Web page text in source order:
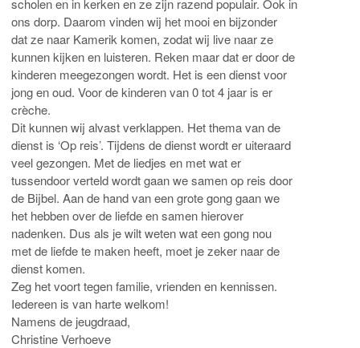
scholen en in kerken en ze zijn razend populair. Ook in
ons dorp. Daarom vinden wij het mooi en bijzonder
dat ze naar Kamerik komen, zodat wij live naar ze
kunnen kijken en luisteren. Reken maar dat er door de
kinderen meegezongen wordt. Het is een dienst voor
jong en oud. Voor de kinderen van 0 tot 4 jaar is er
crèche.
Dit kunnen wij alvast verklappen. Het thema van de
dienst is ‘Op reis’. Tijdens de dienst wordt er uiteraard
veel gezongen. Met de liedjes en met wat er
tussendoor verteld wordt gaan we samen op reis door
de Bijbel. Aan de hand van een grote gong gaan we
het hebben over de liefde en samen hierover
nadenken. Dus als je wilt weten wat een gong nou
met de liefde te maken heeft, moet je zeker naar de
dienst komen.
Zeg het voort tegen familie, vrienden en kennissen.
Iedereen is van harte welkom!
Namens de jeugdraad,
Christine Verhoeve